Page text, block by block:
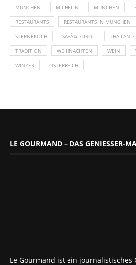
MÜNCHEN MICHELIN MÜNCHEN
RESTAURANTS RESTAURANTS IN MÜNCHEN
STERNEKOCH SÃƑÂ¼DTIROL THAILAND
TRADITION WEIHNACHTEN WEIN
WINZER ÖSTERREICH
LE GOURMAND – DAS GENIESSER-
Le Gourmand ist ein journalistisches